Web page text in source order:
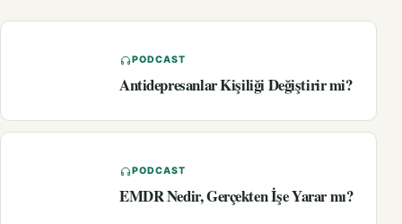
PODCAST
Antidepresanlar Kişiliği Değiştirir mi?
PODCAST
EMDR Nedir, Gerçekten İşe Yarar mı?